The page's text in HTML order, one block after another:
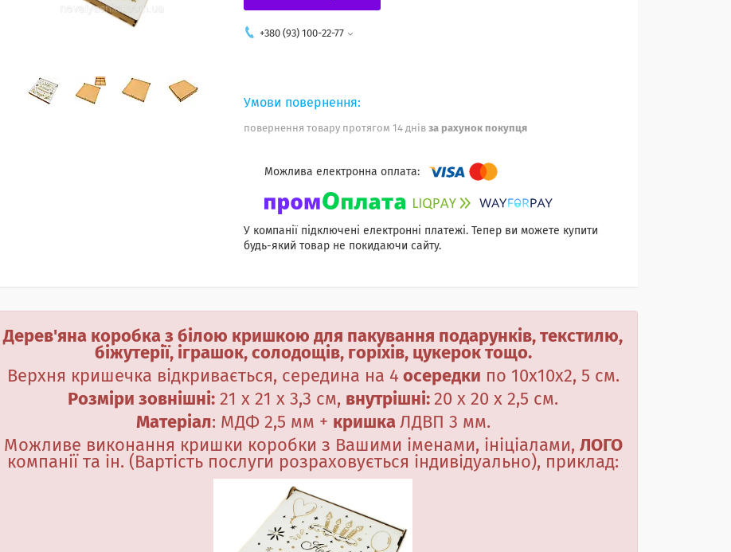
+380 (93) 100-22-77
повернення товару протягом 14 днів за рахунок покупця
У компанії підключені електронні платежі. Тепер ви можете купити
будь-який товар не покидаючи сайту.
Дерев'яна коробка з білою кришкою для пакування подарунків, текстилю,
біжутерії, іграшок, солодощів, горіхів, цукероктощо.
Верхня кришечка відкривається, середина на 4 осередки по 10х10х2, 5 см.
Розміри зовнішні: 21 х 21 х 3,3 см, внутрішні: 20 х 20 х 2,5 см.
Матеріал: МДФ 2,5 мм + кришка ЛДВП 3 мм.
Можливе виконання кришки коробки з Вашими іменами, ініціалами, ЛОГО
компанії та ін. (Вартість послуги розраховується індивідуально), приклад: